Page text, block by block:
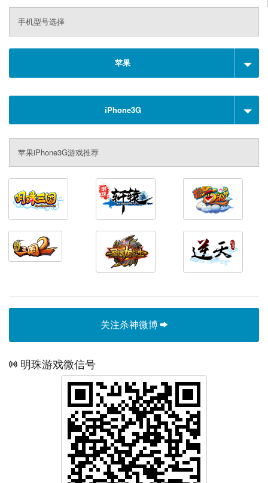
手机型号选择
苹果
iPhone3G
苹果iPhone3G游戏推荐
关注杀神微博
明珠游戏微信号